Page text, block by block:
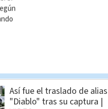
Policía Penitenciaria
Así fue el traslado de alias
"Diablo" tras su captura |